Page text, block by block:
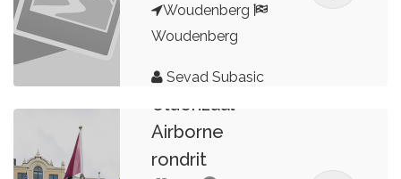
Woudenberg
Woudenberg
Sevad Subasic
Oldenzaal
Airborne
rondrit